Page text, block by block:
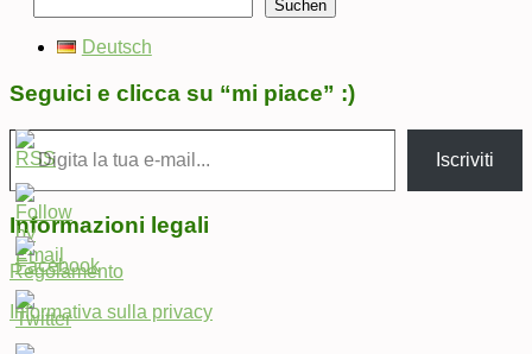
Suchen
Deutsch
Seguici e clicca su “mi piace” :)
Digita la tua e-mail...
Iscriviti
Informazioni legali
Regolamento
Informativa sulla privacy